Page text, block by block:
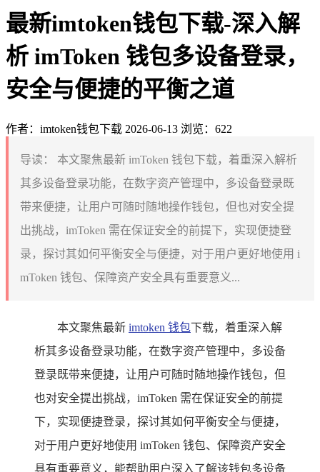
最新imtoken钱包下载-深入解
析 imToken 钱包多设备登录，
安全与便捷的平衡之道
作者：imtoken钱包下载 2026-06-13 浏览：622
导读：
本文聚焦最新 imToken 钱包下载，着重深入解析
其多设备登录功能，在数字资产管理中，多设备登录既
带来便捷，让用户可随时随地操作钱包，但也对安全提
出挑战，imToken 需在保证安全的前提下，实现便捷登
录，探讨其如何平衡安全与便捷，对于用户更好地使用 i
mToken 钱包、保障资产安全具有重要意义...
本文聚焦最新 imtoken 钱包下载，着重深入解
析其多设备登录功能，在数字资产管理中，多设备
登录既带来便捷，让用户可随时随地操作钱包，但
也对安全提出挑战，imToken 需在保证安全的前提
下，实现便捷登录，探讨其如何平衡安全与便捷，
对于用户更好地使用 imToken 钱包、保障资产安全
具有重要意义，能帮助用户深入了解该钱包多设备